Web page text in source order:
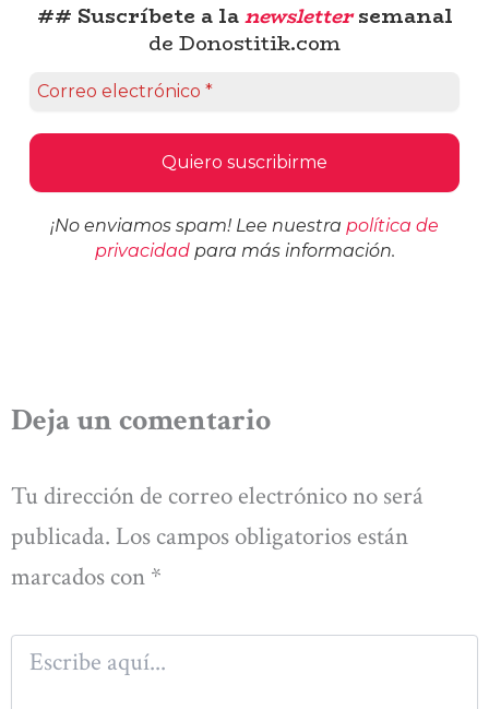
## Suscríbete a lanewslettersemanal
de Donostitik.com
¡No enviamos spam! Lee nuestra política de
privacidadpara más información.
Deja un comentario
Tu dirección de correo electrónico no será
publicada. Los campos obligatorios están
marcados con *
Escribe
aquí...